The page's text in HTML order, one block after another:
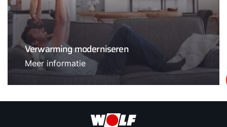
Verwarming moderniseren
Meer informatie